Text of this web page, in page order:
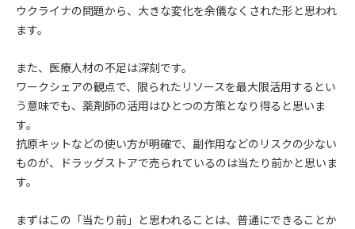
ウクライナの問題から、大きな変化を余儀なくされた形と思われ
ます。
また、医療人材の不足は深刻です。
ワークシェアの観点で、限られたリソースを最大限活用するとい
う意味でも、薬剤師の活用はひとつの方策となり得ると思いま
す。
抗原キットなどの使い方が明確で、副作用などのリスクの少ない
ものが、ドラッグストアで売られているのは当たり前かと思いま
す。
まずはこの「当たり前」と思われることは、普通にできることか